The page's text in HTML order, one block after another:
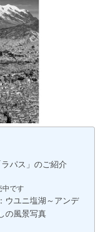
パス」のご紹介
中です
ウユニ塩湖～アンデ
の風景写真